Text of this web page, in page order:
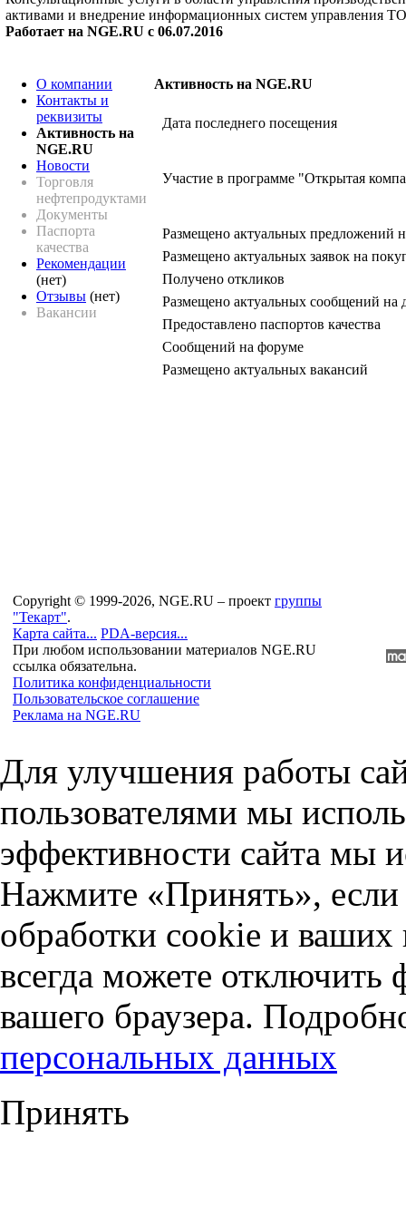
активами и внедрение информационных систем управления
Работает на NGE.RU с 06.07.2016
О компании
Контакты и
реквизиты
Активность на
NGE.RU
Новости
Торговля
нефтепродуктами
Документы
Паспорта
качества
Рекомендации
(нет)
Отзывы (нет)
Вакансии
Активность на NGE.RU
Дата последнего посещения
Участие в программе "Открытая
Размещено актуальных предложений
Размещено актуальных заявок на
Получено откликов
Размещено актуальных сообщений на
Предоставлено паспортов качества
Сообщений на форуме
Размещено актуальных вакансий
Copyright © 1999-2026, NGE.RU – проект группы
"Текарт".
Карта сайта... PDA-версия...
При любом использовании материалов NGE.RU
ссылка обязательна.
Политика конфиденциальности
Пользовательское соглашение
Реклама на NGE.RU
Для улучшения работы
пользователями мы
эффективности сайта мы
Нажмите «Принять», если
обработки cookie и
всегда можете отключить
вашего браузера.
персональных данных
Принять